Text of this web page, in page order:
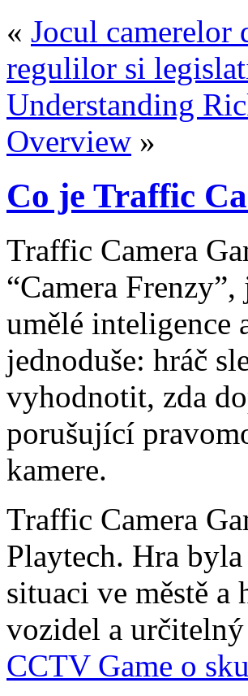
« Jocul camerelor
regulilor si
Understanding
Overview »
Co je Traffic
Traffic Camera
“Camera
umělé inteligence
jednoduše: hráč
vyhodnotit, zda
porušující
kamere.
Traffic Camera
Playtech. Hra
situaci ve městě a
vozidel a
CCTV Game o